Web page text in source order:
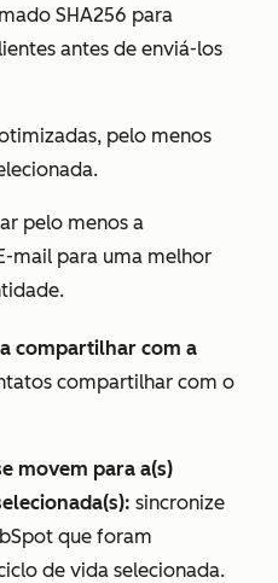
SHA256 para
antes de enviá-los
pelo menos
pelo menos a
mail para uma melhor
compartilhar com a
compartilhar com o
movem para a(s)
sincronize
que foram
de vida selecionada.